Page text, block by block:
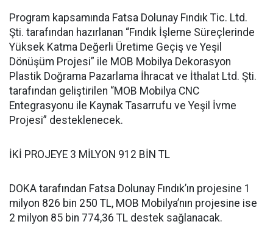
Program kapsamında Fatsa Dolunay Fındık Tic. Ltd.
Şti. tarafından hazırlanan “Fındık İşleme Süreçlerinde
Yüksek Katma Değerli Üretime Geçiş ve Yeşil
Dönüşüm Projesi” ile MOB Mobilya Dekorasyon
Plastik Doğrama Pazarlama İhracat ve İthalat Ltd. Şti.
tarafından geliştirilen “MOB Mobilya CNC
Entegrasyonu ile Kaynak Tasarrufu ve Yeşil İvme
Projesi” desteklenecek.
İKİ PROJEYE 3 MİLYON 912 BİN TL
DOKA tarafından Fatsa Dolunay Fındık’ın projesine 1
milyon 826 bin 250 TL, MOB Mobilya’nın projesine ise
2 milyon 85 bin 774,36 TL destek sağlanacak.